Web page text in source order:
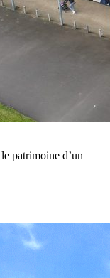
patrimoine d’un